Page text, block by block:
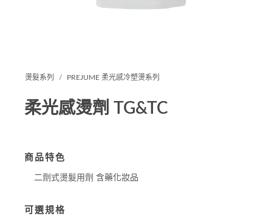
燙髮系列 PREJUME 柔光感冷塑燙系列
柔光感燙劑 TG&TC
商品特色
二劑式燙髮用劑 含藥化妝品
可選規格